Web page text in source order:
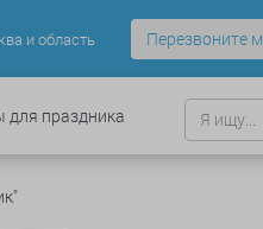
и область Перезвоните
для праздника